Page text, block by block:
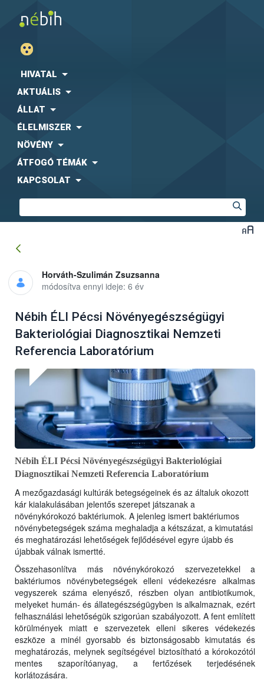
HIVATAL
AKTUÁLIS
ÁLLAT
ÉLELMISZER
NÖVÉNY
ÁTFOGÓ TÉMÁK
KAPCSOLAT
Horváth-Szulimán Zsuzsanna
módosítva ennyi ideje: 6 év
Nébih ÉLI Pécsi Növényegészségügyi
Bakteriológiai Diagnosztikai Nemzeti
Referencia Laboratórium
Nébih ÉLI Pécsi Növényegészségügyi Bakteriológiai
Diagnosztikai Nemzeti Referencia Laboratórium
A mezőgazdasági kultúrák betegségeinek és az általuk okozott
kár kialakulásában jelentős szerepet játszanak a
növénykórokozó baktériumok. A jelenleg ismert baktériumos
növénybetegségek száma meghaladja a kétszázat, a kimutatási
és meghatározási lehetőségek fejlődésével egyre újabb és
újabbak válnak ismertté.
Összehasonlítva más növénykórokozó szervezetekkel a
baktériumos növénybetegségek elleni védekezésre alkalmas
vegyszerek száma elenyésző, részben olyan antibiotikumok,
melyeket humán- és állategészségügyben is alkalmaznak, ezért
felhasználási lehetőségük szigorúan szabályozott. A fent említett
körülmények miatt e szervezetek elleni sikeres védekezés
eszköze a minél gyorsabb és biztonságosabb kimutatás és
meghatározás, melynek segítségével biztosítható a kórokozótól
mentes szaporítóanyag, a fertőzések terjedésének
korlátozására.